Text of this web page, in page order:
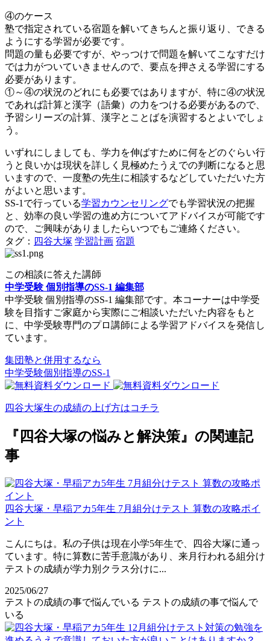
④のケース
塾で指定されている宿題を解いてきちんと振り返り、できる
ようにする学習が必要です。
問題の量も必要ですが、やっつけで問題を解いてこなすだけ
では力がついていきませんので、要点を押さえる学習にする
必要があります。
①～④の状況のどれにも必要ではありますが、特に④の状況
であれば計算と漢字（語彙）の力をつける必要があるので、
予習シリーズの計算、漢字とことばを演習するとよいでしょ
う。
いずれにしましても、学力を伸ばすために何をどのぐらい行
うと良いかは現状を詳しく見極めたうえでの判断になると思
いますので、一度塾の先生に相談するなどしていただいた方
がよいと思います。
SS-1で行っている学習カウンセリングでも学習状況の把握
と、効率の良い学習の進め方についてアドバイスが可能です
ので、ご興味がありましたらいつでもご連絡ください。
タグ： 四谷大塚 学習計画 宿題
この相談に答えた講師
中学受験 個別指導のSS-1 編集部
中学受験 個別指導のSS-1 編集部です。本コーナーは中学受
験を目指すご家庭から実際にご相談いただいた内容をもと
に、中学受験専門のプロ講師による学習アドバイスを発信し
ています。
集団塾と併用するなら
中学受験個別指導のSS-1
四谷大塚生の成績の上げ方はコチラ
『四谷大塚の悩みと解決策』の関連記
事
四谷大塚・早稲アカ5年生 7月組分けテスト 算数の攻略ポイ
ント
こんにちは。私の子供は現在小学5年生で、四谷大塚に通っ
ています。特に算数に苦手意識があり、来月行われる組分け
テストの成績が学力別クラス分けに...
2025/06/27
テストの成績の事で悩んでいる テストの成績の事で悩んで
いる